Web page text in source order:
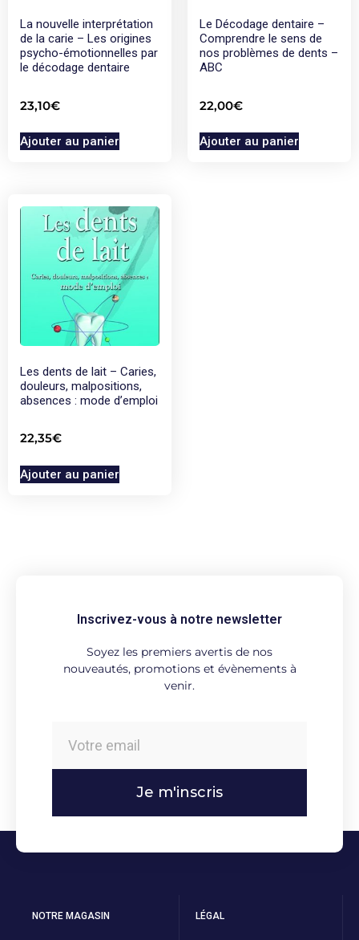
La nouvelle interprétation
de la carie – Les origines
psycho-émotionnelles par
le décodage dentaire
23,10€
Ajouter au panier
Le Décodage dentaire –
Comprendre le sens de
nos problèmes de dents –
ABC
22,00€
Ajouter au panier
Les dents de lait – Caries,
douleurs, malpositions,
absences : mode d’emploi
22,35€
Ajouter au panier
Inscrivez-vous à notre newsletter
Soyez les premiers avertis de nos
nouveautés, promotions et évènements à
venir.
Je m'inscris
NOTRE MAGASIN LÉGAL